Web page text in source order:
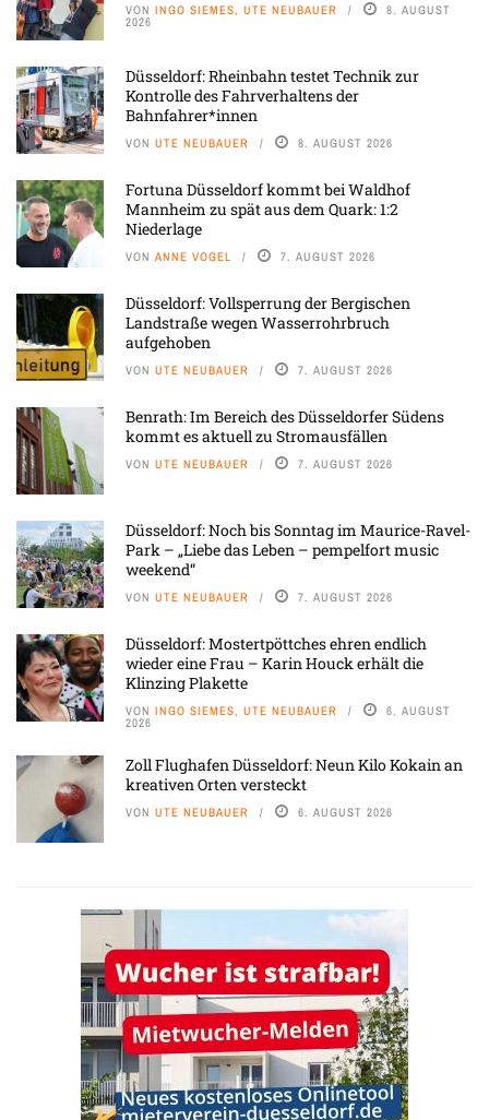
VON INGO SIEMES, UTE NEUBAUER 8. AUGUST
2026
Düsseldorf: Rheinbahn testet Technik zur
Kontrolle des Fahrverhaltens der
Bahnfahrer*innen
VON UTE NEUBAUER 8. AUGUST 2026
Fortuna Düsseldorf kommt bei Waldhof
Mannheim zu spät aus dem Quark: 1:2
Niederlage
VON ANNE VOGEL 7. AUGUST 2026
Düsseldorf: Vollsperrung der Bergischen
Landstraße wegen Wasserrohrbruch
aufgehoben
VON UTE NEUBAUER 7. AUGUST 2026
Benrath: Im Bereich des Düsseldorfer Südens
kommt es aktuell zu Stromausfällen
VON UTE NEUBAUER 7. AUGUST 2026
Düsseldorf: Noch bis Sonntag im Maurice-Ravel-
Park – „Liebe das Leben – pempelfort music
weekend“
VON UTE NEUBAUER 7. AUGUST 2026
Düsseldorf: Mostertpöttches ehren endlich
wieder eine Frau – Karin Houck erhält die
Klinzing Plakette
VON INGO SIEMES, UTE NEUBAUER 6. AUGUST
2026
Zoll Flughafen Düsseldorf: Neun Kilo Kokain an
kreativen Orten versteckt
VON UTE NEUBAUER 6. AUGUST 2026